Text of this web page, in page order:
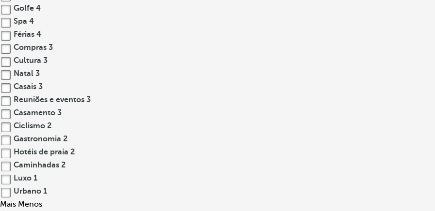
Golfe 4
Spa 4
Férias 4
Compras 3
Cultura 3
Natal 3
Casais 3
Reuniões e eventos 3
Casamento 3
Ciclismo 2
Gastronomia 2
Hotéis de praia 2
Caminhadas 2
Luxo 1
Urbano 1
Mais Menos